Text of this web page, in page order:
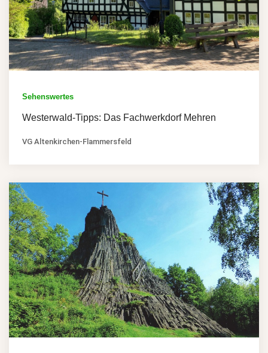
Sehenswertes
Westerwald-Tipps: Das Fachwerkdorf Mehren
VG Altenkirchen-Flammersfeld